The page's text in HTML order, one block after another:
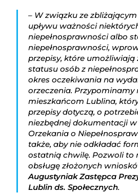
– W związku ze
upływu ważności
niepełnosprawności albo
niepełnosprawności,
przepisy, które
statusu osób z
okres oczekiwania na
orzeczenia.
mieszkańcom Lublina,
przepisy dotyczą, o
niezbędnej dokumentacji
Orzekania o
także, aby nie odkładać
ostatnią chwilę. Pozwoli to
obsługę złożonych
Augustyniak Zastępca
Lublin ds. Społecznych.